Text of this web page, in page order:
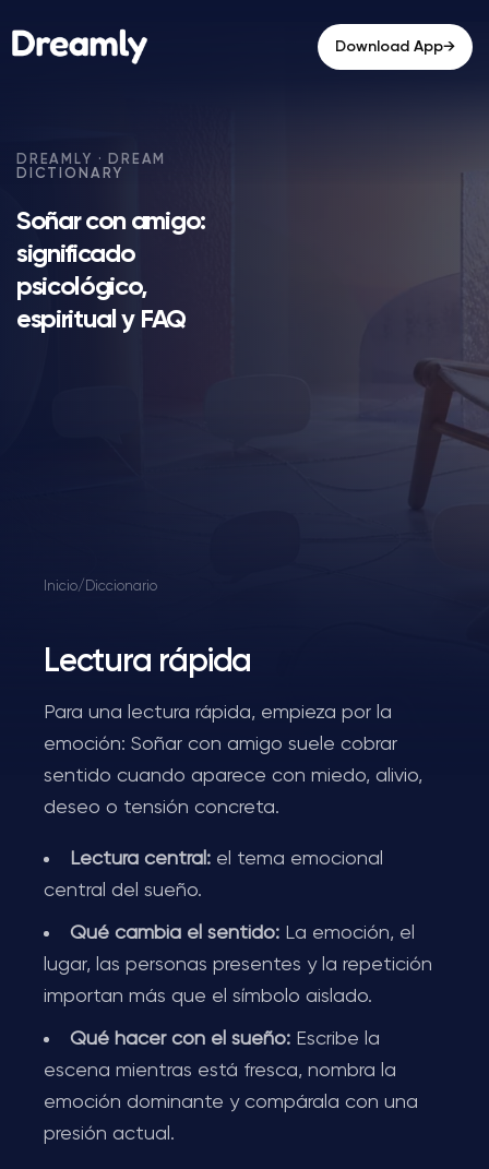
Download App→
Soñar con amigo:
significado
psicológico,
espiritual y FAQ
Inicio/ Diccionario
Lectura rápida
Para una lectura rápida, empieza por la
emoción: Soñar con amigo suele cobrar
sentido cuando aparece con miedo, alivio,
deseo o tensión concreta.
Lectura central: el tema emocional
central del sueño.
Qué cambia el sentido: La emoción, el
lugar, las personas presentes y la repetición
importan más que el símbolo aislado.
Qué hacer con el sueño: Escribe la
escena mientras está fresca, nombra la
emoción dominante y compárala con una
presión actual.